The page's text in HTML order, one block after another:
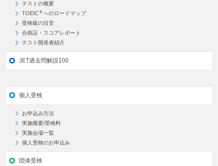
テストの概要
TOEIC ® へのロードマップ
受検級の目安
合格証・スコアレポート
テスト開発者紹介
JET過去問解説100
個人受検
お申込み方法
実施概要/受検料
実施会場一覧
個人受検のお申込み
団体受検